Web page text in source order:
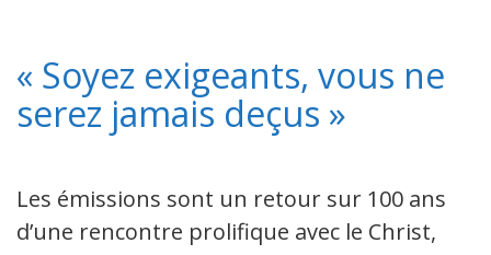
« Soyez exigeants, vous ne
serez jamais deçus »
Les émissions sont un retour sur 100 ans
d’une rencontre prolifique avec le Christ,